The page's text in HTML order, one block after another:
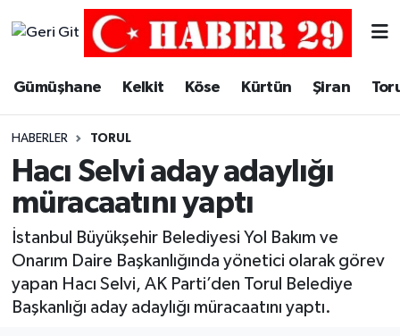
Gümüşhane Kelkit Köse Kürtün Şiran
HABERLER TORUL
Hacı Selvi aday adaylığı
müracaatını yaptı
İstanbul Büyükşehir Belediyesi Yol Bakım ve
Onarım Daire Başkanlığında yönetici olarak görev
yapan Hacı Selvi, AK Parti’den Torul Belediye
Başkanlığı aday adaylığı müracaatını yaptı.
Merkez Trafik Yoğunluk Haritası
Süper Lig Puan Durumu ve Fikstür
Tüm Manşetler
Son Dakika Haberleri